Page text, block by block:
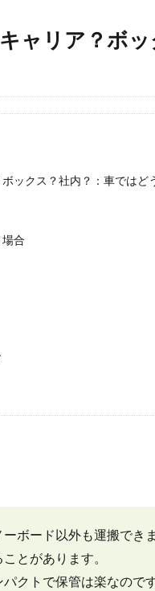
ャリア？ボ
ックス？社内？：車ではど
合
ボード以外も運搬でき
とがあります。
クトで保管は楽なので